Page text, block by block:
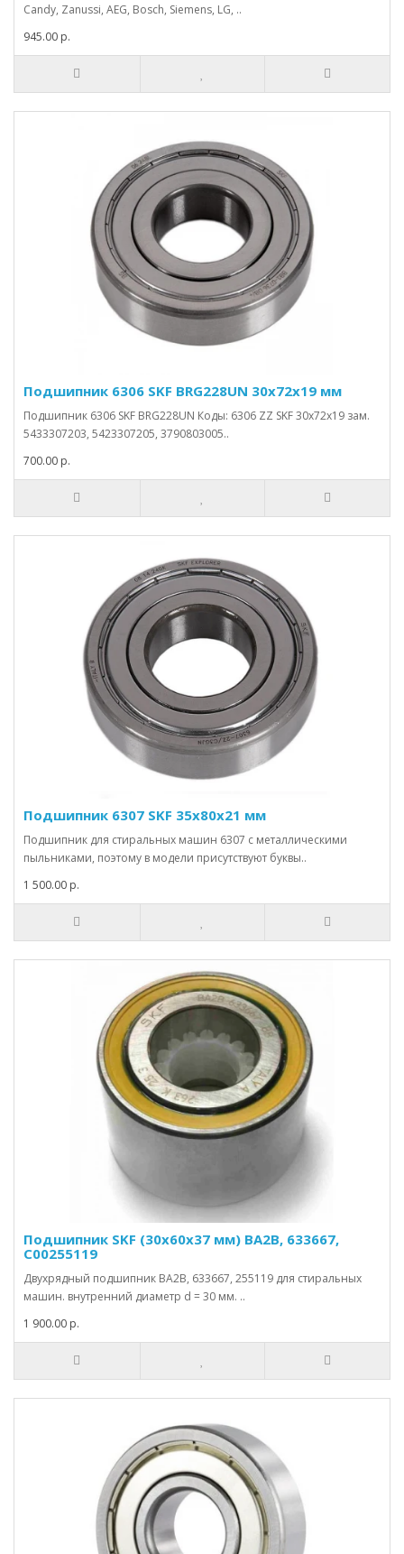
Candy, Zanussi, AEG, Bosch, Siemens, LG, ..
945.00 р.
Подшипник 6306 SKF BRG228UN 30x72x19 мм
Подшипник 6306 SKF BRG228UN Коды: 6306 ZZ SKF 30x72x19 зам.
5433307203, 5423307205, 3790803005..
700.00 р.
Подшипник 6307 SKF 35x80x21 мм
Подшипник для стиральных машин 6307 с металлическими
пыльниками, поэтому в модели присутствуют буквы..
1 500.00 р.
Подшипник SKF (30x60x37 мм) BA2B, 633667,
C00255119
Двухрядный подшипник BA2B, 633667, 255119 для стиральных
машин. внутренний диаметр d = 30 мм. ..
1 900.00 р.